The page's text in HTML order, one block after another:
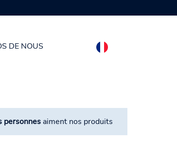
DE NOUS
personnesaiment nos produits